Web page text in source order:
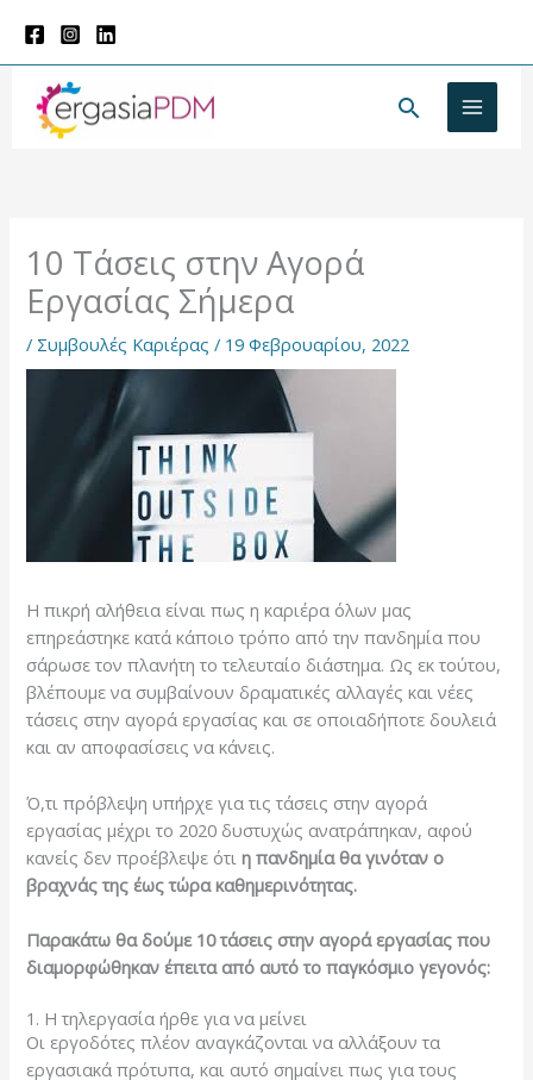
στο
περιεχόμενο
10 Τάσεις στην Αγορά
Εργασίας Σήμερα
/ Συμβουλές Καριέρας / 19 Φεβρουαρίου, 2022
Η πικρή αλήθεια είναι πως η καριέρα όλων μας
επηρεάστηκε κατά κάποιο τρόπο από την πανδημία που
σάρωσε τον πλανήτη το τελευταίο διάστημα. Ως εκ τούτου,
βλέπουμε να συμβαίνουν δραματικές αλλαγές και νέες
τάσεις στην αγορά εργασίας και σε οποιαδήποτε δουλειά
και αν αποφασίσεις να κάνεις.
Ό,τι πρόβλεψη υπήρχε για τις τάσεις στην αγορά
εργασίας μέχρι το 2020 δυστυχώς ανατράπηκαν, αφού
κανείς δεν προέβλεψε ότιη πανδημία θα γινόταν o
βραχνάς της έως τώρα καθημερινότητας.
Παρακάτω θα δούμε 10 τάσεις στην αγορά εργασίας που
διαμορφώθηκαν έπειτα από αυτό το παγκόσμιο γεγονός:
1. Η τηλεργασία ήρθε για να μείνει
Οι εργοδότες πλέον αναγκάζονται να αλλάξουν τα
εργασιακά πρότυπα, και αυτό σημαίνει πως για τους